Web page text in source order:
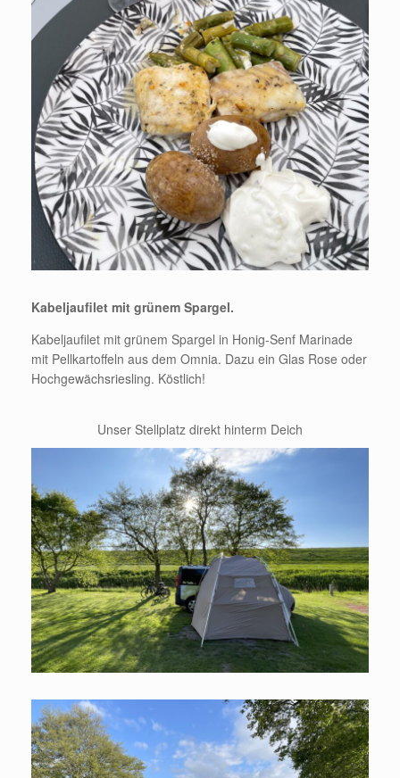
Kabeljaufilet mit grünem Spargel.
Kabeljaufilet mit grünem Spargel in Honig-Senf Marinade
mit Pellkartoffeln aus dem Omnia. Dazu ein Glas Rose oder
Hochgewächsriesling. Köstlich!
Unser Stellplatz direkt hinterm Deich